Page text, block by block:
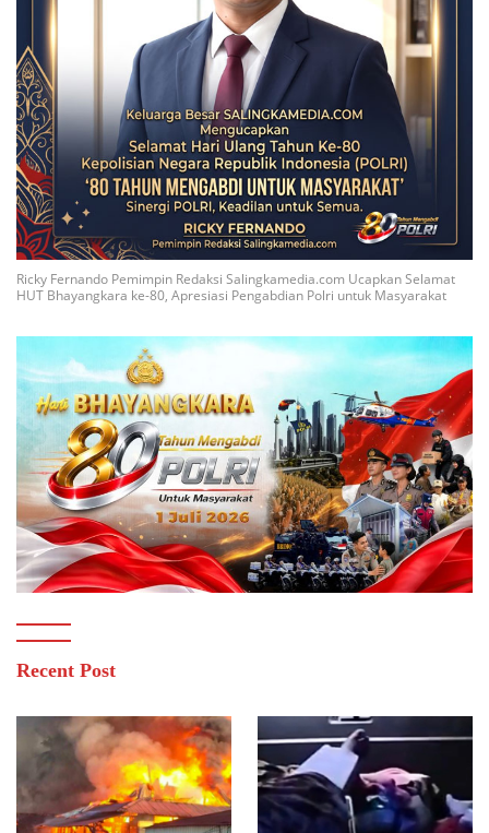
Ricky Fernando Pemimpin Redaksi Salingkamedia.com Ucapkan Selamat
HUT Bhayangkara ke-80, Apresiasi Pengabdian Polri untuk Masyarakat
Recent Post